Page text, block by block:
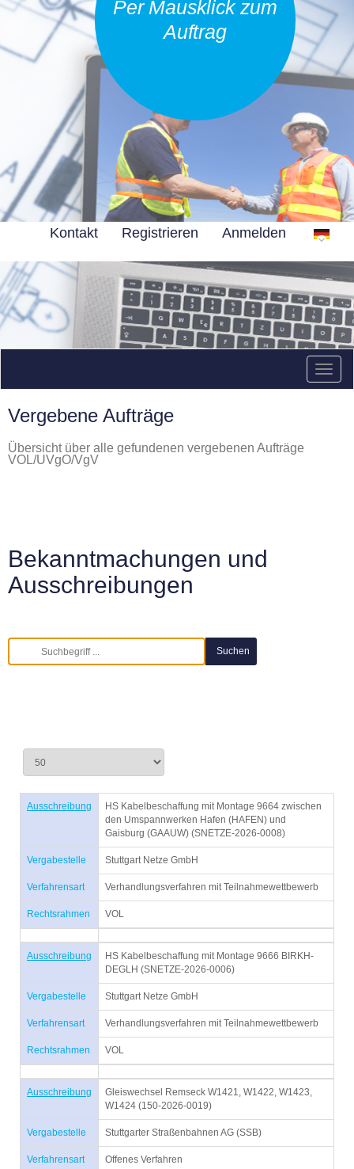
Per Mausklick zum
Auftrag
Kontakt Registrieren Anmelden
Vergebene Aufträge
Übersicht über alle gefundenen vergebenen Aufträge
VOL/UVgO/VgV
Bekanntmachungen und
Ausschreibungen
Ausschreibung
HS Kabelbeschaffung mit Montage 9664 zwischen
den Umspannwerken Hafen (HAFEN) und
Gaisburg (GAAUW) (SNETZE-2026-0008)
Vergabestelle Stuttgart Netze GmbH
Verfahrensart Verhandlungsverfahren mit Teilnahmewettbewerb
Rechtsrahmen VOL
Ausschreibung
HS Kabelbeschaffung mit Montage 9666 BIRKH-
DEGLH (SNETZE-2026-0006)
Vergabestelle Stuttgart Netze GmbH
Verfahrensart Verhandlungsverfahren mit Teilnahmewettbewerb
Rechtsrahmen VOL
Ausschreibung
Gleiswechsel Remseck W1421, W1422, W1423,
W1424 (150-2026-0019)
Vergabestelle Stuttgarter Straßenbahnen AG (SSB)
Verfahrensart Offenes Verfahren